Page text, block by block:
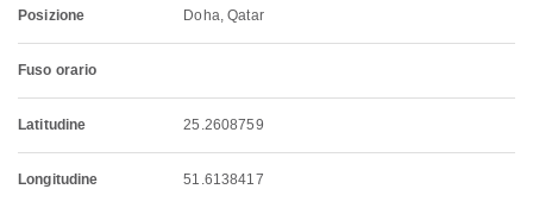
Posizione Doha, Qatar
Fuso orario
Latitudine 25.2608759
Longitudine 51.6138417